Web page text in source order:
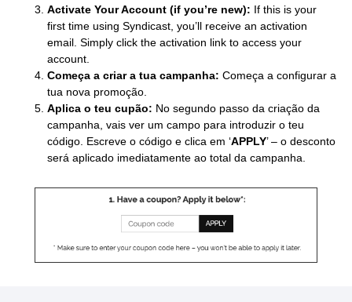
Activate Your Account (if you’re new): If this is your
first time using Syndicast, you’ll receive an activation
email. Simply click the activation link to access your
account.
Começa a criar a tua campanha: Começa a configurar a
tua nova promoção.
Aplica o teu cupão: No segundo passo da criação da
campanha, vais ver um campo para introduzir o teu
código. Escreve o código e clica em ‘APPLY’ – o desconto
será aplicado imediatamente ao total da campanha.